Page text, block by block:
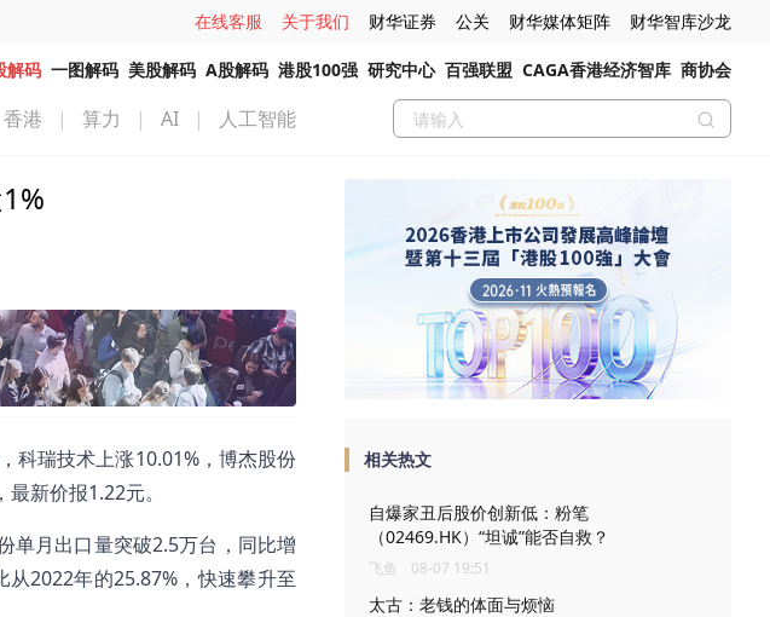
在线客服 关于我们 财华证券 公关 财华媒体矩阵 财华智库沙龙
解码 一图解码 美股解码 A股解码 港股100强 研究中心 百强联盟 CAGA香港经济智库 商协会
香港 | 算力 | AI | 人工智能
科瑞技术上涨10.01%，博杰股份
新价报1.22元。
单月出口量突破2.5万台，同比增
2022年的25.87%，快速攀升至
相关热文
自爆家丑后股价创新低：粉笔
（02469.HK）“坦诚”能否自救？
飞鱼 08-07 19:51
太古：老钱的体面与烦恼